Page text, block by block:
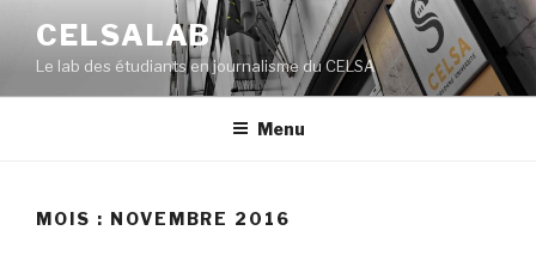
contenu
principal
CELSALAB
Le lab des étudiants en journalisme du CELSA
Menu
MOIS : NOVEMBRE 2016